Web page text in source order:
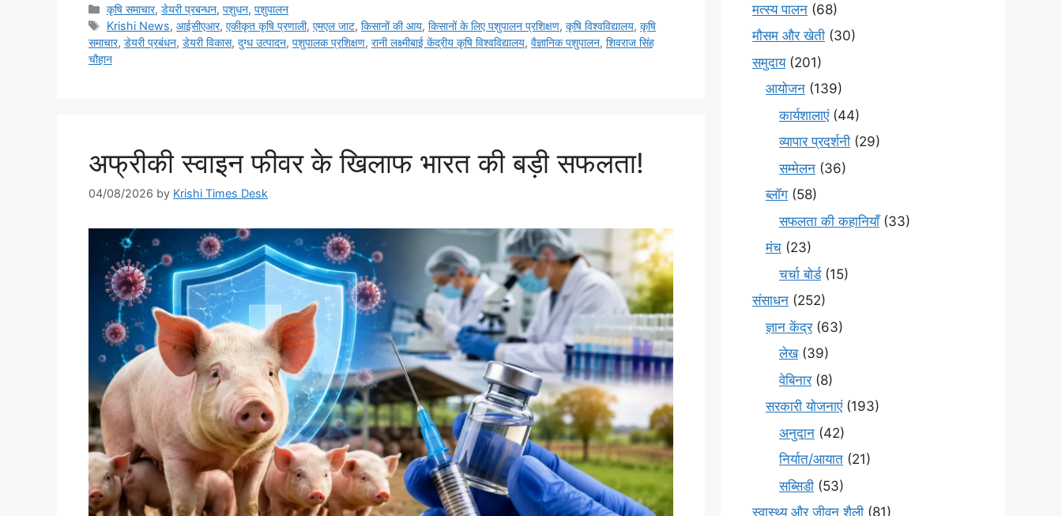
कृषि समाचार,डेयरी प्रबन्धन,पशुधन,पशुपालन
Krishi News,आईसीएआर,एकीकृत कृषि प्रणाली,एमएल जाट,किसानों की आय,किसानों के लिए पशुपालन प्रशिक्षण,कृषि विश्वविद्यालय,कृषि
समाचार, डेयरी प्रबंधन, डेयरी विकास, दुग्ध उत्पादन, पशुपालक प्रशिक्षण, रानी लक्ष्मीबाई केंद्रीय कृषि विश्वविद्यालय, वैज्ञानिक पशुपालन, शिवराज सिंह
चौहान
अफ्रीकी स्वाइन फीवर के खिलाफ भारत की बड़ी सफलता!
04/08/2026 by Krishi Times Desk
मत्स्य पालन (68)
मौसम और खेती (30)
समुदाय(201)
आयोजन (139)
कार्यशालाएं(44)
व्यापार प्रदर्शनी (29)
सम्मेलन (36)
ब्लॉग (58)
सफलता की कहानियाँ(33)
मंच (23)
चर्चा बोर्ड(15)
संसाधन (252)
ज्ञान केंद्र(63)
लेख(39)
वेबिनार(8)
सरकारी योजनाएं(193)
अनुदान (42)
निर्यात/आयात (21)
सब्सिडी (53)
स्वास्थ्य और जीवन शैली (81)